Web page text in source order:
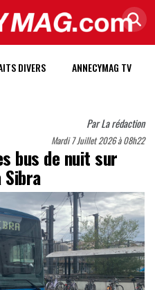
DIVERS ANNECYMAG TV
ParLa rédaction
Mardi 7 Juillet 2026 à 08h22
bus de nuit sur